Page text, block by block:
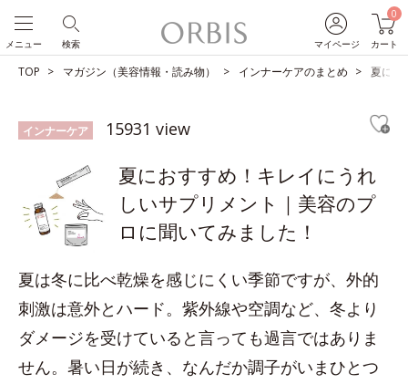
マイページ
0
カート
検索
メニュー
TOP マガジン（美容情報・読み物） インナーケアのまとめ 夏にお
インナーケア 15931 view
夏におすすめ！キレイにうれ
しいサプリメント｜美容のプ
ロに聞いてみました！
夏は冬に比べ乾燥を感じにくい季節ですが、外的
刺激は意外とハード。紫外線や空調など、冬より
ダメージを受けていると言っても過言ではありま
せん。暑い日が続き、なんだか調子がいまひとつ